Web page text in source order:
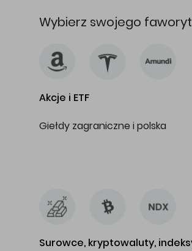
Wybierz swojego
Akcje i ETF
Giełdy zagraniczne i polska
Surowce, kryptowaluty,